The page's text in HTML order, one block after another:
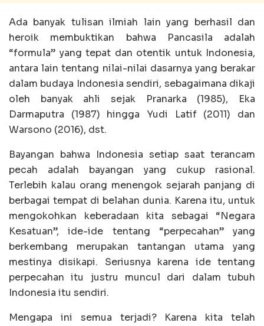
Ada banyak tulisan ilmiah lain yang berhasil dan
heroik membuktikan bahwa Pancasila adalah
“formula” yang tepat dan otentik untuk Indonesia,
antara lain tentang nilai-nilai dasarnya yang berakar
dalam budaya Indonesia sendiri, sebagaimana dikaji
oleh banyak ahli sejak Pranarka (1985), Eka
Darmaputra (1987) hingga Yudi Latif (2011) dan
Warsono (2016), dst.
Bayangan bahwa Indonesia setiap saat terancam
pecah adalah bayangan yang cukup rasional.
Terlebih kalau orang menengok sejarah panjang di
berbagai tempat di belahan dunia. Karena itu, untuk
mengokohkan keberadaan kita sebagai “Negara
Kesatuan”, ide-ide tentang “perpecahan” yang
berkembang merupakan tantangan utama yang
mestinya disikapi. Seriusnya karena ide tentang
perpecahan itu justru muncul dari dalam tubuh
Indonesia itu sendiri.
Mengapa ini semua terjadi? Karena kita telah